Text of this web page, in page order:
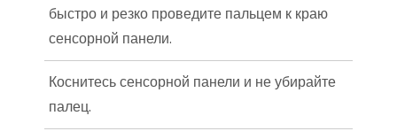
быстро и резко проведите пальцем к краю
сенсорной панели.
Коснитесь сенсорной панели и не убирайте
палец.